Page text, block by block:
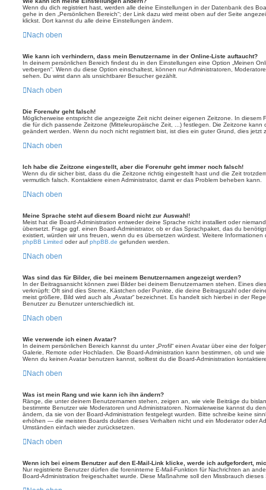
Wenn du dich registriert hast, werden alle deine Einstellungen in der Datenbank des
gehe in den „Persönlichen Bereich“; der Link dazu wird meist oben auf der Seite
klickst. Dort kannst du alle deine Einstellungen ändern.
Nach oben
Wie kann ich verhindern, dass mein Benutzername in der Online-Liste auftaucht?
In deinem persönlichen Bereich findest du in den Einstellungen eine Option „Meinen
verbergen“. Wenn du diese Option einschaltest, können nur Administratoren,
sehen. Du wirst dann als unsichtbarer Besucher gezählt.
Nach oben
Die Forenuhr geht falsch!
Möglicherweise entspricht die angezeigte Zeit nicht deiner eigenen Zeitzone. In diesem
die für dich passende Zeitzone (Mitteleuropäische Zeit, ...) festlegen. Die Zeitzone kann
geändert werden. Wenn du noch nicht registriert bist, ist dies ein guter Grund, dies jetzt
Nach oben
Ich habe die Zeitzone eingestellt, aber die Forenuhr geht immer noch falsch!
Wenn du dir sicher bist, dass du die Zeitzone richtig eingestellt hast und die Zeit
vermutlich falsch. Kontaktiere einen Administrator, damit er das Problem beheben kann.
Nach oben
Meine Sprache steht auf diesem Board nicht zur Auswahl!
Meist hat die Board-Administration entweder deine Sprache nicht installiert oder
übersetzt. Frage ggf. einen Board-Administrator, ob er das Sprachpaket, das du
existiert, würden wir uns freuen, wenn du es übersetzen würdest. Weitere
phpBB Limited oder auf phpBB.de gefunden werden.
Nach oben
Was sind das für Bilder, die bei meinem Benutzernamen angezeigt werden?
In der Beitragsansicht können zwei Bilder bei deinem Benutzernamen stehen. Eines
verknüpft: Oft sind dies Sterne, Kästchen oder Punkte, die deine Beitragszahl oder
meist größere, Bild wird auch als „Avatar“ bezeichnet. Es handelt sich hierbei in der
Benutzer zu Benutzer unterschiedlich ist.
Nach oben
Wie verwende ich einen Avatar?
In deinem persönlichen Bereich kannst du unter „Profil“ einen Avatar über eine der
Galerie, Remote oder Hochladen. Die Board-Administration kann bestimmen, ob und
Wenn du keinen Avatar benutzen kannst, solltest du die Board-Administration
Nach oben
Was ist mein Rang und wie kann ich ihn ändern?
Ränge, die unter deinem Benutzernamen stehen, zeigen an, wie viele Beiträge du
bestimmte Benutzer wie Moderatoren und Administratoren. Normalerweise kannst du
ändern, da sie von der Board-Administration festgelegt wurden. Bitte schreibe keine
erhöhen — die meisten Boards dulden dieses Verhalten nicht und ein Moderator oder
Umständen einfach wieder zurücksetzen.
Nach oben
Wenn ich bei einem Benutzer auf den E-Mail-Link klicke, werde ich aufgefordert,
Nur registrierte Benutzer dürfen die foreninterne E-Mail-Funktion für Nachrichten an
Board-Administration freigeschaltet wurde. Diese Maßnahme soll den Missbrauch